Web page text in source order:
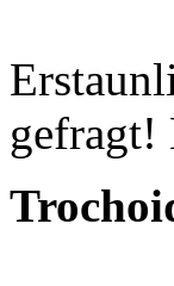
gefragt!